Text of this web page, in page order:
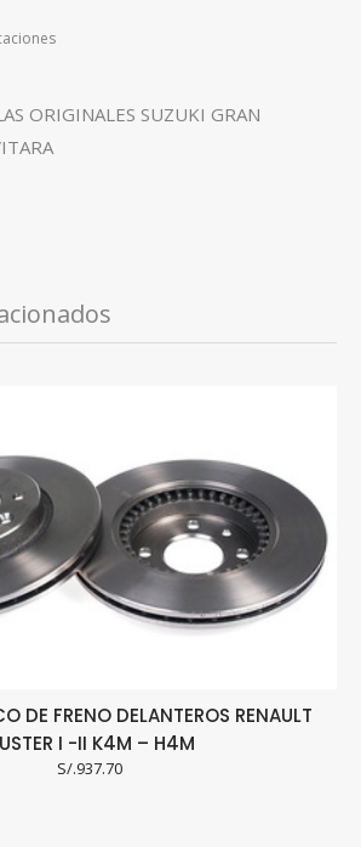
ORIGINALES SUZUKI GRAN
DE FRENO DELANTEROS RENAULT
I -II K4M – H4M
S/.937.70